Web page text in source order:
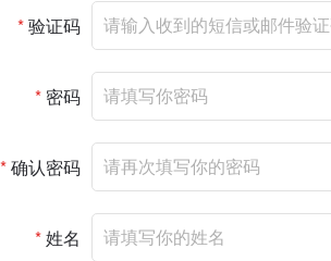
*验证码
* 密码
*确认密码
*姓名